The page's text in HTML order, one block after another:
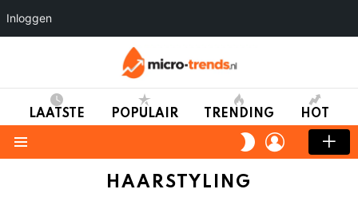
LAATSTE POPULAIR TRENDING HOT
SWITCH
SKIN
LOGIN
HAARSTYLING
Inloggen